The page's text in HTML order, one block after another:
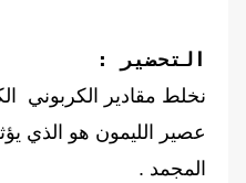
التحضير :
نخلط مقادير الكربوني
عصير الليمون هو الذي
المجمد .